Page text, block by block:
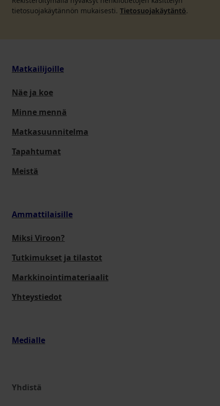
tietosuojakäytännön mukaisesti. Tietosuojakäytäntö.
Matkailijoille
Näe ja koe
Minne mennä
Matkasuunnitelma
Tapahtumat
Meistä
Ammattilaisille
Miksi Viroon?
Tutkimukset ja tilastot
Markkinointimateriaalit
Yhteystiedot
Medialle
Yhdistä